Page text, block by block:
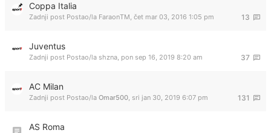
Coppa Italia
13
Zadnji post Postao/la FaraonTM, čet mar 03, 2016 1:05 pm
Juventus
37
Zadnji post Postao/la shzna, pon sep 16, 2019 8:20 am
AC Milan
131
Zadnji post Postao/la Omar500, sri jan 30, 2019 6:07 pm
AS Roma